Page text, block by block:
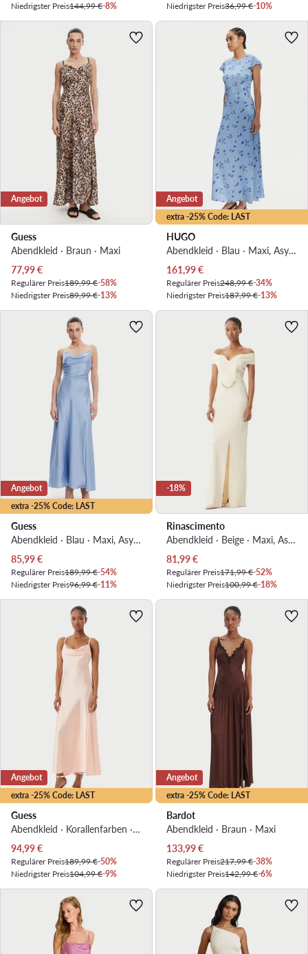
Niedrigster Preis144,99 €-8%
Niedrigster Preis36,99 €-10%
Angebot
Guess
Abendkleid · Braun · Maxi
Aktueller Preis
77,99€
Regulärer Preis189,99 €-58%
Niedrigster Preis89,99 €-13%
extra -25% Code: LAST
Angebot
HUGO
Abendkleid · Blau · Maxi, Asymmetrisch
Aktueller Preis
161,99€
Regulärer Preis248,99 €-34%
Niedrigster Preis187,99 €-13%
extra -25% Code: LAST
Angebot
Guess
Abendkleid · Blau · Maxi, Asymmetrisch
Aktueller Preis
85,99€
Regulärer Preis189,99 €-54%
Niedrigster Preis96,99 €-11%
-18%
Rinascimento
Abendkleid · Beige · Maxi, Asymmetrisch
Aktueller Preis
81,99€
Regulärer Preis171,99 €-52%
Niedrigster Preis100,99 €-18%
extra -25% Code: LAST
Angebot
Guess
Abendkleid · Korallenfarben · Maxi, Asymmetrisch
Aktueller Preis
94,99€
Regulärer Preis189,99 €-50%
Niedrigster Preis104,99 €-9%
extra -25% Code: LAST
Angebot
Bardot
Abendkleid · Braun · Maxi
Aktueller Preis
133,99€
Regulärer Preis217,99 €-38%
Niedrigster Preis142,99 €-6%